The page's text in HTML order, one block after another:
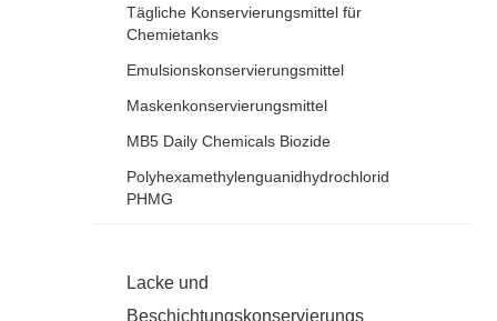
Tägliche Konservierungsmittel für
Chemietanks
Emulsionskonservierungsmittel
Maskenkonservierungsmittel
MB5 Daily Chemicals Biozide
Polyhexamethylenguanidhydrochlorid
PHMG
Lacke und
Beschichtungskonservierungs